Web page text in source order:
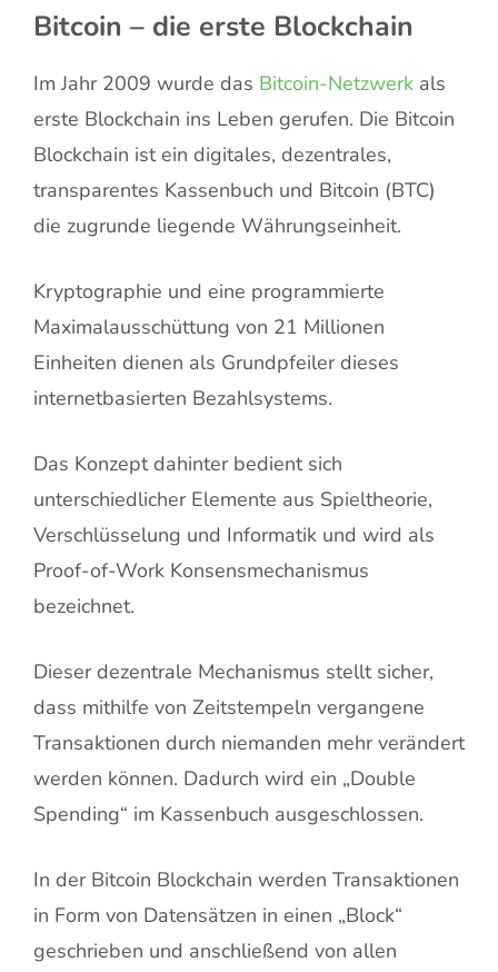
Bitcoin – die erste Blockchain
Im Jahr 2009 wurde das Bitcoin-Netzwerk als
erste Blockchain ins Leben gerufen. Die Bitcoin
Blockchain ist ein digitales, dezentrales,
transparentes Kassenbuch und Bitcoin (BTC)
die zugrunde liegende Währungseinheit.
Kryptographie und eine programmierte
Maximalausschüttung von 21 Millionen
Einheiten dienen als Grundpfeiler dieses
internetbasierten Bezahlsystems.
Das Konzept dahinter bedient sich
unterschiedlicher Elemente aus Spieltheorie,
Verschlüsselung und Informatik und wird als
Proof-of-Work Konsensmechanismus
bezeichnet.
Dieser dezentrale Mechanismus stellt sicher,
dass mithilfe von Zeitstempeln vergangene
Transaktionen durch niemanden mehr verändert
werden können. Dadurch wird ein „Double
Spending“ im Kassenbuch ausgeschlossen.
In der Bitcoin Blockchain werden Transaktionen
in Form von Datensätzen in einen „Block“
geschrieben und anschließend von allen